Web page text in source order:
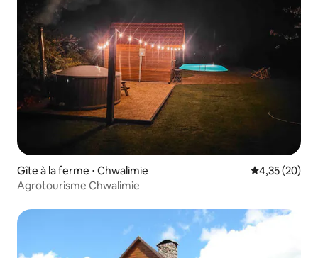
Gîte à la ferme ⋅ Chwalimie Évaluation
4,35 (20)
Agrotourisme Chwalimie